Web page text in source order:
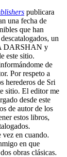
publicara
una fecha de
que han
un
DARSHAN y
este sitio.
de
Por respeto a
herederos de Sri
sitio. El editor me
desde este
de autor de los
estos libros,
en cuando.
en que
obras clásicas.